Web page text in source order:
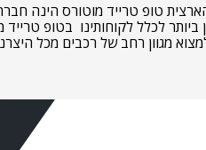
טופ טרייד מוטורס הינה
מגוון רחב של רכבים מכל